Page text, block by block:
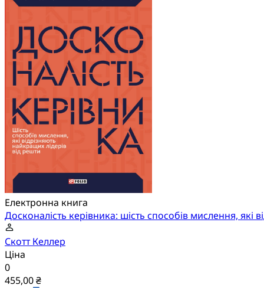
Електронна книга
Досконалість керівника: шість способів мислення, які
Скотт Келлер
Ціна
0
455,00 ₴